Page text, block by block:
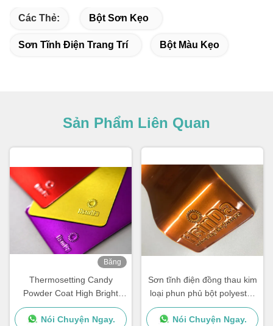
Các Thẻ: Bột Sơn Kẹo
Sơn Tĩnh Điện Trang Trí Bột Màu Kẹo
Sản Phẩm Liên Quan
Băng
Thermosetting Candy
Powder Coat High Bright
Mirror Gloss Cho Thiết bị thể
dục
Nói Chuyện Ngay.
Sơn tĩnh điện đồng thau kim
loại phun phủ bột polyester
trong suốt
Nói Chuyện Ngay.